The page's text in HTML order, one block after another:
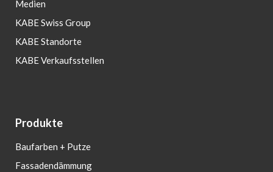
Medien
KABE Swiss Group
KABE Standorte
KABE Verkaufsstellen
Produkte
Baufarben + Putze
Fassadendämmung